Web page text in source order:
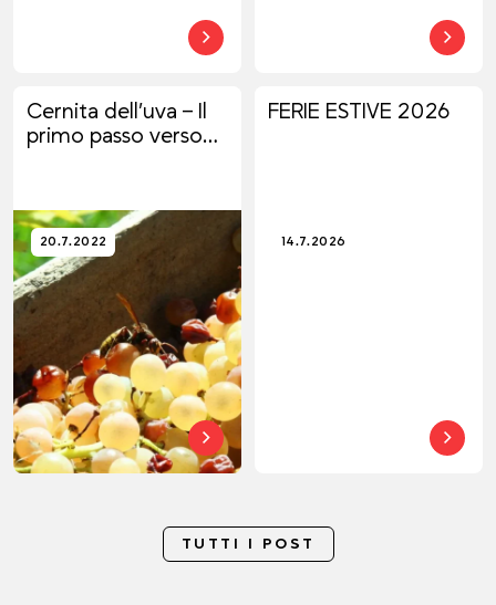
Cernita dell’uva – Il
primo passo verso
20.7.2022
FERIE ESTIVE 2026
14.7.2026
TUTTI I POST